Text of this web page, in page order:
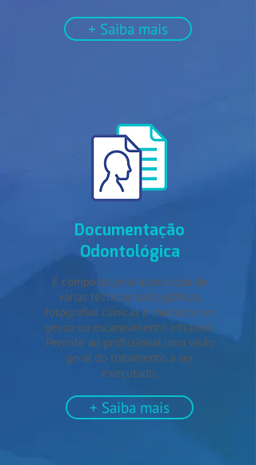
+ Saiba mais
Documentação
Odontológica
É composta pela associação de
várias técnicas radiográficas,
fotografias clínicas e modelos em
gesso ou escaneamento intraoral.
Permite ao profissional uma visão
geral do tratamento a ser
executado.
+ Saiba mais